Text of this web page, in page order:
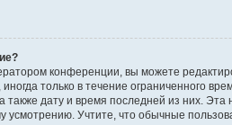
конференции, вы можете
только в течение ограниченного
также дату и время последней из них.
Учтите, что обычные